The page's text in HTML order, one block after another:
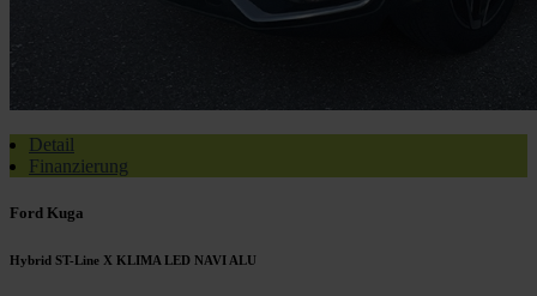
Detail
Finanzierung
Ford Kuga
Hybrid ST-Line X KLIMA LED NAVI ALU